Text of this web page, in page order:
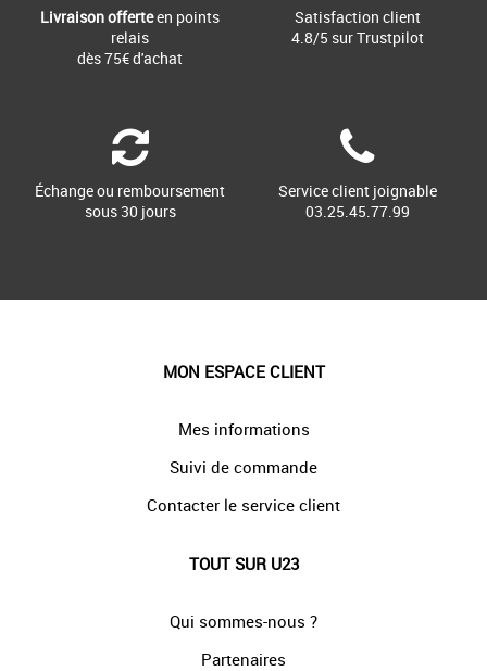
Livraison offerteen points
relais
dès 75€ d'achat
Satisfaction client
4.8/5 sur Trustpilot
Échange ou remboursement
sous 30 jours
Service client joignable
03.25.45.77.99
MON ESPACE CLIENT
Mes informations
Suivi de commande
Contacter le service client
TOUT SUR U23
Qui sommes-nous ?
Partenaires